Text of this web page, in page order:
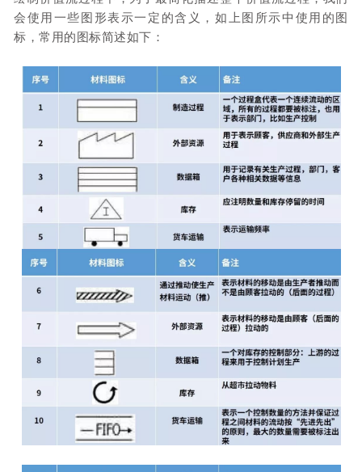
会使用一些图形表示一定的含义，如上图所示中使用的图
标，常用的图标简述如下：